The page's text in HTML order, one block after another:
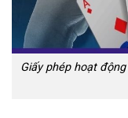
Giấy phép hoạt